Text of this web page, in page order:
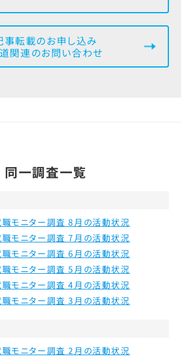
事転載のお申し込み
関連のお問い合わせ
同一調査一覧
モニター調査 8月の活動状況
モニター調査 7月の活動状況
モニター調査 6月の活動状況
モニター調査 5月の活動状況
モニター調査 4月の活動状況
モニター調査 3月の活動状況
モニター調査 2月の活動状況